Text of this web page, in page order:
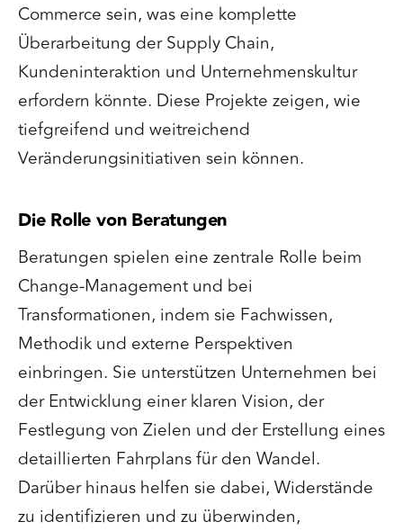
Commerce sein, was eine komplette
Überarbeitung der Supply Chain,
Kundeninteraktion und Unternehmenskultur
erfordern könnte. Diese Projekte zeigen, wie
tiefgreifend und weitreichend
Veränderungsinitiativen sein können.
Die Rolle von Beratungen
Beratungen spielen eine zentrale Rolle beim
Change-Management und bei
Transformationen, indem sie Fachwissen,
Methodik und externe Perspektiven
einbringen. Sie unterstützen Unternehmen bei
der Entwicklung einer klaren Vision, der
Festlegung von Zielen und der Erstellung eines
detaillierten Fahrplans für den Wandel.
Darüber hinaus helfen sie dabei, Widerstände
zu identifizieren und zu überwinden,